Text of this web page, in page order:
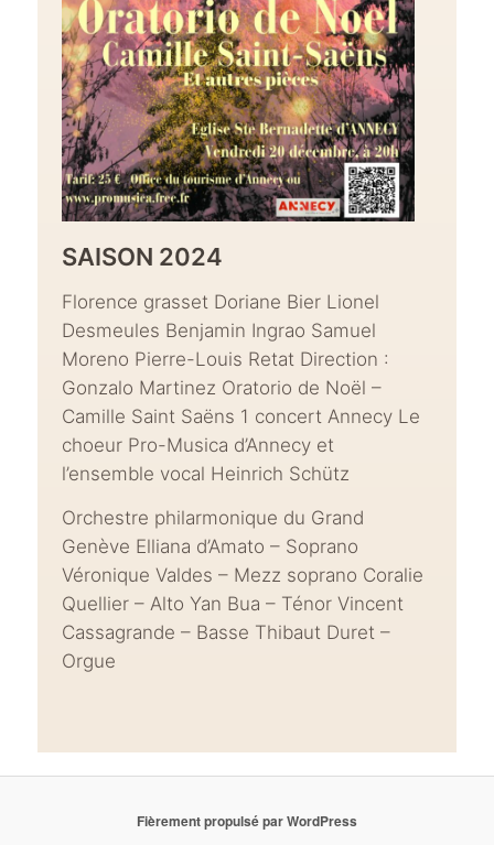
SAISON 2024
Florence grasset Doriane Bier Lionel
Desmeules Benjamin Ingrao Samuel
Moreno Pierre-Louis Retat Direction :
Gonzalo Martinez Oratorio de Noël –
Camille Saint Saëns 1 concert Annecy Le
choeur Pro-Musica d’Annecy et
l’ensemble vocal Heinrich Schütz
Orchestre philarmonique du Grand
Genève Elliana d’Amato – Soprano
Véronique Valdes – Mezz soprano Coralie
Quellier – Alto Yan Bua – Ténor Vincent
Cassagrande – Basse Thibaut Duret –
Orgue
Fièrement propulsé par WordPress